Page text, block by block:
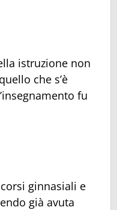
istruzione non
che s’è
fu
ginnasiali e
già avuta